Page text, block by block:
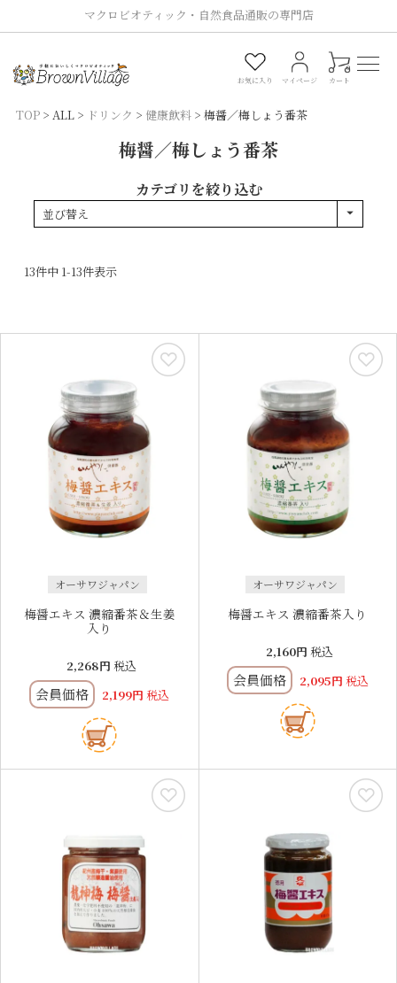
マクロビオティック・自然食品通販の専門店
お気に入り マイページ カート
0
TOP ALL ドリンク 健康飲料 梅醤／梅しょう番茶
梅醤／梅しょう番茶
カテゴリを絞り込む
並び替え
13件中 1-13件表示
オーサワジャパン
梅醤エキス 濃縮番茶＆生姜
入り
2,268 税込
会員価格 2,199 税込
オーサワジャパン
梅醤エキス 濃縮番茶入り
2,160 税込
会員価格 2,095 税込